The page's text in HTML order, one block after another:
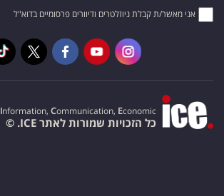
אני מאשר/ת קבלת ניוזלטרים ודיוורים פרסומיים בדוא"ל
Information, Communication, Economic
כל הזכויות שמורות לאתר ICE. ©